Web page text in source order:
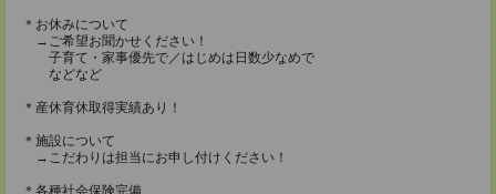
＊お休みについて
→ご希望お聞かせください！
子育て・家事優先で／はじめは日数少なめで
などなど
＊産休育休取得実績あり！
＊施設について
→こだわりは担当にお申し付けください！
＊各種社会保険完備